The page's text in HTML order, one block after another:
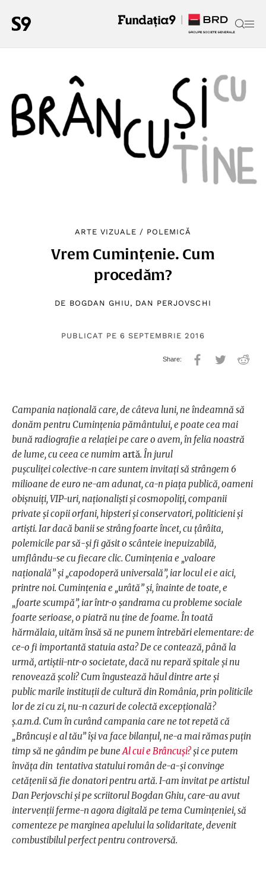
ARTE VIZUALE / POLEMICĂ
Vrem Cumințenie. Cum
procedăm?
DE BOGDAN GHIU , DAN PERJOVSCHI
PUBLICAT PE 6 SEPTEMBRIE 2016
Campania națională care, de câteva luni, ne îndeamnă să
donăm pentru Cumințenia pământului, e poate cea mai
bună radiografie a relației pe care o avem, în felia noastră
de lume, cu ceea ce numim artă. În jurul
pușculiței colective-n care suntem invitați să strângem 6
milioane de euro ne-am adunat, ca-n piața publică, oameni
obișnuiți, VIP-uri, naționaliști și cosmopoliți, companii
private și copii orfani, hipsteri și conservatori, politicieni și
artiști. Iar dacă banii se strâng foarte încet, cu țârâita,
polemicile par să-și fi găsit o scânteie inepuizabilă,
umflându-se cu fiecare clic. Cumințenia e „valoare
națională” și „capodoperă universală”, iar locul ei e aici,
printre noi. Cumințenia e „urâtă” și, înainte de toate, e
„foarte scumpă”, iar într-o șandrama cu probleme sociale
foarte serioase, o piatră nu ține de foame. În toată
hărmălaia, uităm însă să ne punem întrebări elementare: de
ce-o fi importantă statuia asta? De ce contează, până la
urmă, artiștii-ntr-o societate, dacă nu repară spitale și nu
renovează școli? Cum îngustează hăul dintre arte și
public marile instituții de cultură din România, prin politicile
lor de zi cu zi, nu-n cazuri de colectă excepțională?
ș.a.m.d. Cum în curând campania care ne tot repetă că
„Brâncuși e al tău” își va face bilanțul, ne-a mai rămas puțin
timp să ne gândim pe buneAl cui e Brâncuși?și ce putem
învăța din tentativa statului român de-a-și convinge
cetățenii să fie donatori pentru artă. I-am invitat pe artistul
Dan Perjovschi și pe scriitorul Bogdan Ghiu, care-au avut
intervenții ferme-n agora digitală pe tema Cumințeniei, să
comenteze pe marginea apelului la solidaritate, devenit
combustibilul perfect pentru controversă.